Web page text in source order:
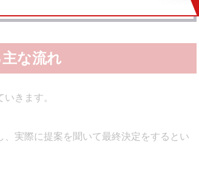
な流れ
きます。
実際に提案を聞いて最終決定をするとい